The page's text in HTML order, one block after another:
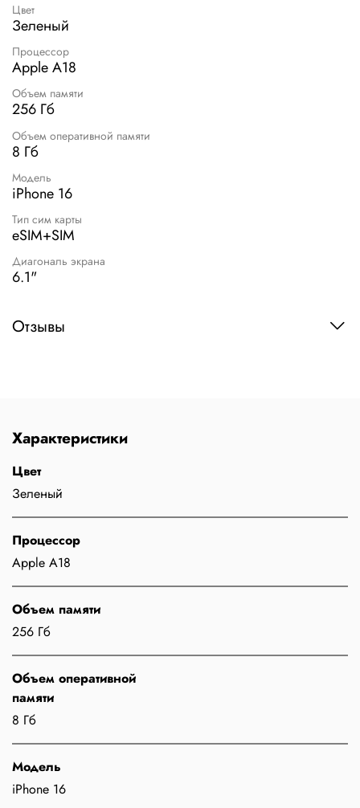
Цвет
Зеленый
Процессор
Apple A18
Объем памяти
256 Гб
Объем оперативной памяти
8 Гб
Модель
iPhone 16
Тип сим карты
eSIM+SIM
Диагональ экрана
6.1"
Отзывы
Характеристики
Цвет
Зеленый
Процессор
Apple A18
Объем памяти
256 Гб
Объем оперативной
памяти
8 Гб
Модель
iPhone 16